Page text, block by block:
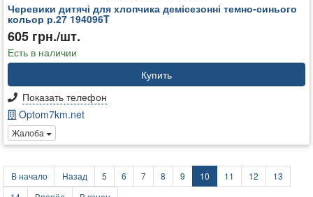
Черевики дитячі для хлопчика демісезонні темно-синього
кольор р.27 194096T
605 грн./шт.
Есть в наличии
Купить
Показать телефон
Optom7km.net
Жалоба
В начало Назад 5 6 7 8 9 10 11 12
13